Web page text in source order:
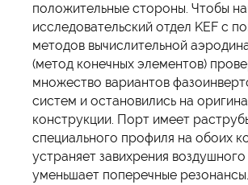
положительные стороны. Чтобы
исследовательский отдел KEF с
методов вычислительной
(метод конечных элементов)
множество вариантов
систем и остановились на
конструкции. Порт имеет
специального профиля на обоих
устраняет завихрения
уменьшает поперечные